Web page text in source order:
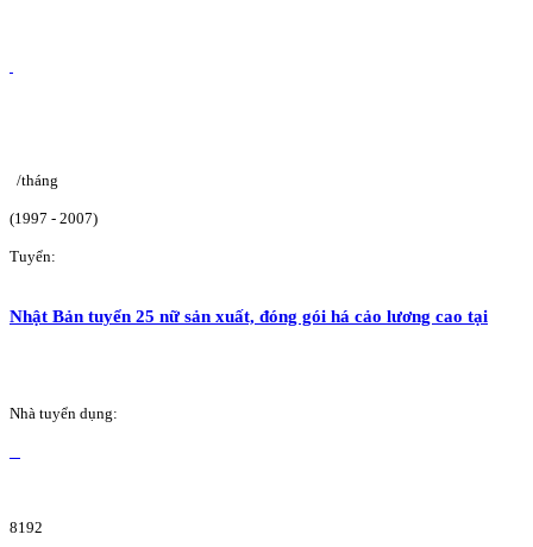
/tháng
(1997 - 2007)
Tuyển:
Nhật Bản tuyển 25 nữ sản xuất, đóng gói há cảo lương cao tại
Nhà tuyển dụng:
8192